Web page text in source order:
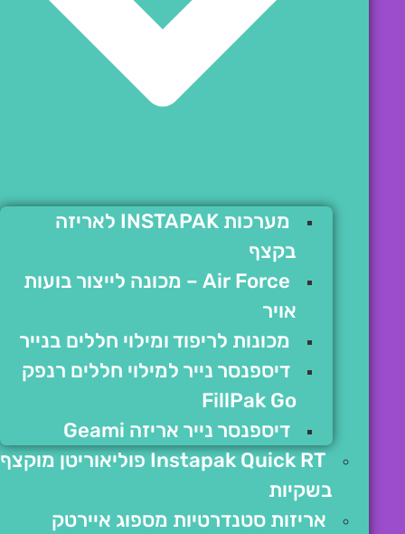
מערכות INSTAPAK לאריזה
בקצף
Air Force – מכונה לייצור בועות
אויר
מכונות לריפוד ומילוי חללים בנייר
דיספנסר נייר למילוי חללים רנפק
FillPak Go
דיספנסר נייר אריזה Geami
Instapak Quick RT פוליאוריטן מוקצף
בשקיות
אריזות סטנדרטיות מספוג איירטק